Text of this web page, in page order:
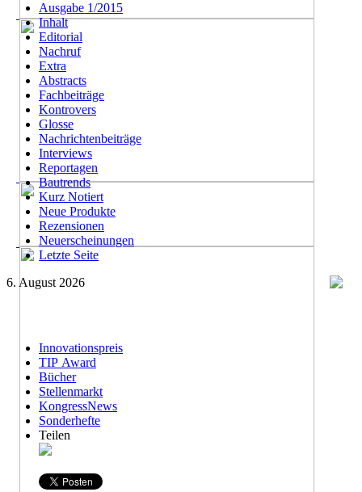
Ausgabe 1/2015
Inhalt
Editorial
Nachruf
Extra
Abstracts
Fachbeiträge
Kontrovers
Glosse
Nachrichtenbeiträge
Interviews
Reportagen
Bautrends
Kurz Notiert
Neue Produkte
Rezensionen
Neuerscheinungen
Letzte Seite
6. August 2026
Innovationspreis
TIP Award
Bücher
Stellenmarkt
KongressNews
Sonderhefte
Teilen